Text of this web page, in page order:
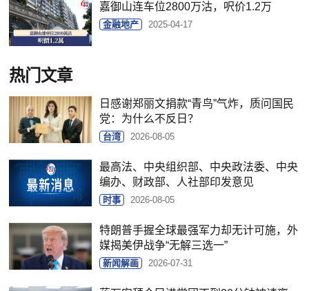
嘉御山连车位2800万沽，呎价1.2万
金融地产 2025-04-17
热门文章
日感谢郑丽文捐款“青鸟”气炸，质问国民
党：为什么不反日？
台湾 2026-08-05
最高法、中央组织部、中央政法委、中央
编办、财政部、人社部印发意见
时事 2026-08-05
特朗普手握全球最强军力却无计可施，外
媒揭美伊战争“无解三选一”
新闻解画 2026-07-31